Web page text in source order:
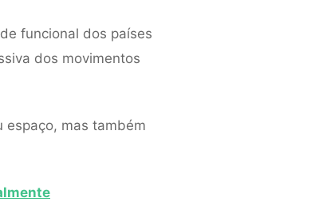
funcional dos países
dos movimentos
espaço, mas também